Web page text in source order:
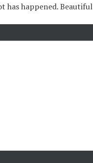
has happened. Beautiful